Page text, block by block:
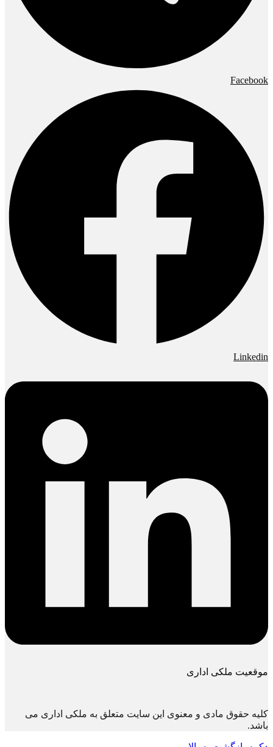
Facebook
Linkedin
موقعیت ملکی اداری
کلیه حقوق مادی و معنوی این سایت متعلق به ملکی اداری می
باشد.